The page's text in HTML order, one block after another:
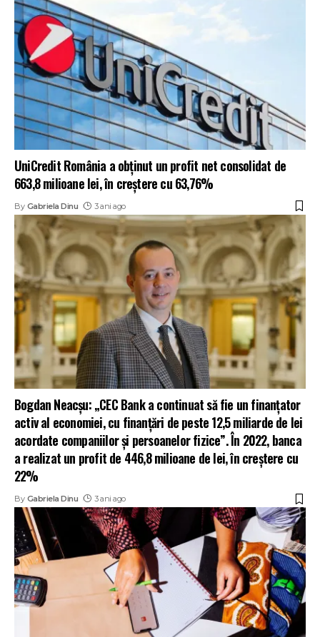
UniCredit România a obținut un profit net consolidat de
663,8 milioane lei, în creștere cu 63,76%
By Gabriela Dinu 3 ani ago
Bogdan Neacșu: „CEC Bank a continuat să fie un finanțator
activ al economiei, cu finanțări de peste 12,5 miliarde de lei
acordate companiilor și persoanelor fizice”. În 2022, banca
a realizat un profit de 446,8 milioane de lei, în creștere cu
22%
By Gabriela Dinu 3 ani ago